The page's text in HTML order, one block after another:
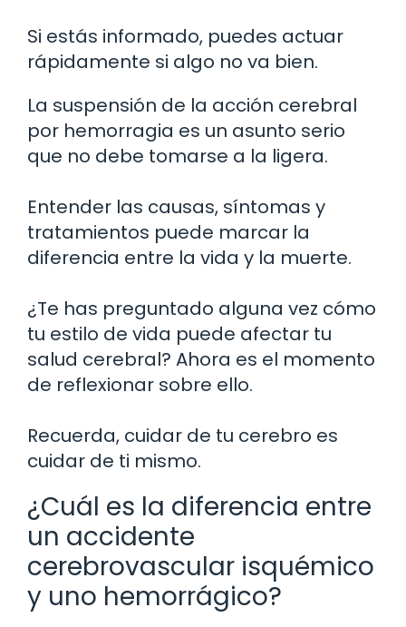
Si estás informado, puedes actuar
rápidamente si algo no va bien.
La suspensión de la acción cerebral
por hemorragia es un asunto serio
que no debe tomarse a la ligera.
Entender las causas, síntomas y
tratamientos puede marcar la
diferencia entre la vida y la muerte.
¿Te has preguntado alguna vez cómo
tu estilo de vida puede afectar tu
salud cerebral? Ahora es el momento
de reflexionar sobre ello.
Recuerda, cuidar de tu cerebro es
cuidar de ti mismo.
¿Cuál es la diferencia entre
un accidente
cerebrovascular isquémico
y uno hemorrágico?